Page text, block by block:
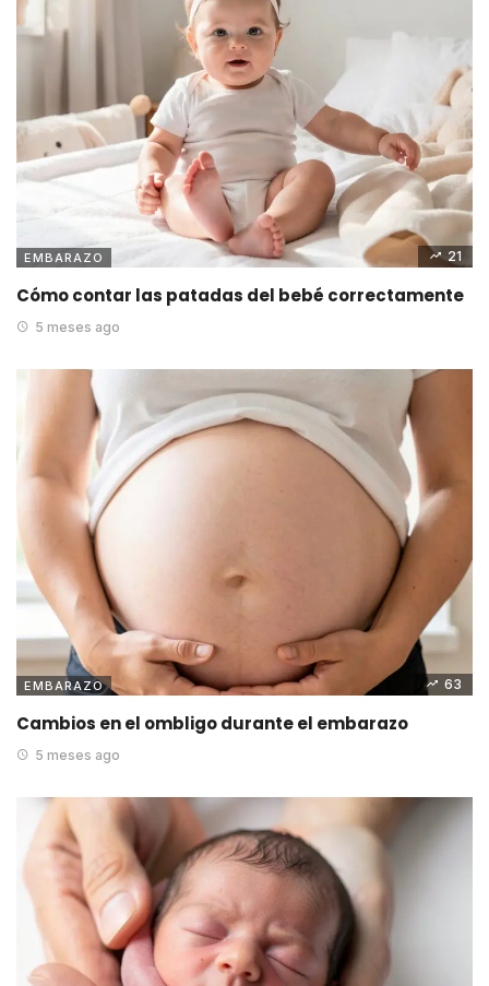
EMBARAZO 21
Cómo contar las patadas del bebé correctamente
5 meses ago
EMBARAZO 63
Cambios en el ombligo durante el embarazo
5 meses ago